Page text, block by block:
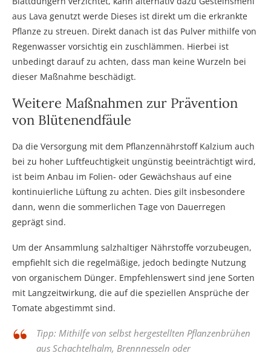
aus Lava genutzt werde Dieses ist direkt um die erkrankte
Pflanze zu streuen. Direkt danach ist das Pulver mithilfe von
Regenwasser vorsichtig ein zuschlämmen. Hierbei ist
unbedingt darauf zu achten, dass man keine Wurzeln bei
dieser Maßnahme beschädigt.
Weitere Maßnahmen zur Prävention
von Blütenendfäule
Da die Versorgung mit dem Pflanzennährstoff Kalzium auch
bei zu hoher Luftfeuchtigkeit ungünstig beeinträchtigt wird,
ist beim Anbau im Folien- oder Gewächshaus auf eine
kontinuierliche Lüftung zu achten. Dies gilt insbesondere
dann, wenn die sommerlichen Tage von Dauerregen
geprägt sind.
Um der Ansammlung salzhaltiger Nährstoffe vorzubeugen,
empfiehlt sich die regelmäßige, jedoch bedingte Nutzung
von organischem Dünger. Empfehlenswert sind jene Sorten
mit Langzeitwirkung, die auf die speziellen Ansprüche der
Tomate abgestimmt sind.
Tipp: Mithilfe von selbst hergestellten Pflanzenbrühen
aus Schachtelhalm, Brennnesseln oder